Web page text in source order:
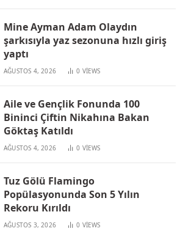
Mine Ayman Adam Olaydın
şarkısıyla yaz sezonuna hızlı giriş
yaptı
AĞUSTOS 4, 2026 0 VIEWS
Aile ve Gençlik Fonunda 100
Bininci Çiftin Nikahına Bakan
Göktaş Katıldı
AĞUSTOS 4, 2026 0 VIEWS
Tuz Gölü Flamingo
Popülasyonunda Son 5 Yılın
Rekoru Kırıldı
AĞUSTOS 3, 2026 0 VIEWS